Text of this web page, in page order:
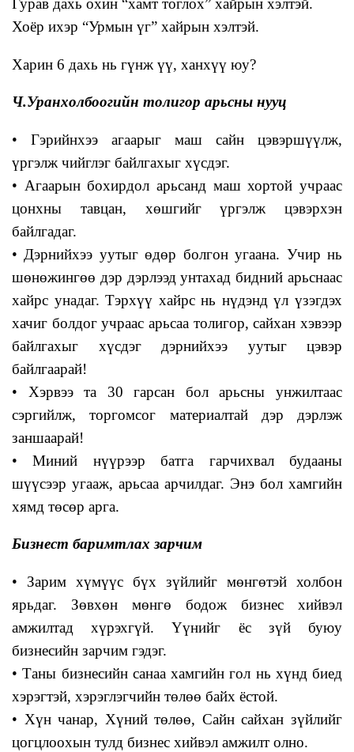
Гурав дахь охин “хамт тоглох” хайрын хэлтэй.
Хоёр ихэр “Урмын үг” хайрын хэлтэй.
Харин 6 дахь нь гүнж үү, ханхүү юу?
Ч.Уранхолбоогийн толигор арьсны нууц
• Гэрийнхээ агаарыг маш сайн цэвэршүүлж,
үргэлж чийглэг байлгахыг хүсдэг.
• Агаарын бохирдол арьсанд маш хортой учраас
цонхны тавцан, хөшгийг үргэлж цэвэрхэн
байлгадаг.
• Дэрнийхээ уутыг өдөр болгон угаана. Учир нь
шөнөжингөө дэр дэрлээд унтахад бидний арьснаас
хайрс унадаг. Тэрхүү хайрс нь нүдэнд үл үзэгдэх
хачиг болдог учраас арьсаа толигор, сайхан хэвээр
байлгахыг хүсдэг дэрнийхээ уутыг цэвэр
байлгаарай!
• Хэрвээ та 30 гарсан бол арьсны унжилтаас
сэргийлж, торгомсог материалтай дэр дэрлэж
заншаарай!
• Миний нүүрээр батга гарчихвал будааны
шүүсээр угааж, арьсаа арчилдаг. Энэ бол хамгийн
хямд төсөр арга.
Бизнест баримтлах зарчим
• Зарим хүмүүс бүх зүйлийг мөнгөтэй холбон
ярьдаг. Зөвхөн мөнгө бодож бизнес хийвэл
амжилтад хүрэхгүй. Үүнийг ёс зүй буюу
бизнесийн зарчим гэдэг.
• Таны бизнесийн санаа хамгийн гол нь хүнд биед
хэрэгтэй, хэрэглэгчийн төлөө байх ёстой.
• Хүн чанар, Хүний төлөө, Сайн сайхан зүйлийг
цогцлоохын тулд бизнес хийвэл амжилт олно.